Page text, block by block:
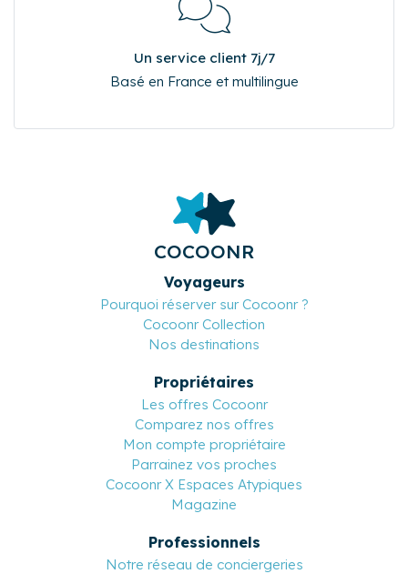
Un service client 7j/7
Basé en France et multilingue
COCOONR
Voyageurs
Pourquoi réserver sur Cocoonr ?
Cocoonr Collection
Nos destinations
Propriétaires
Les offres Cocoonr
Comparez nos offres
Mon compte propriétaire
Parrainez vos proches
Cocoonr X Espaces Atypiques
Magazine
Professionnels
Notre réseau de conciergeries